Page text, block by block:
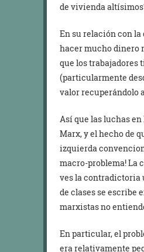
de vivienda
En su relación con
hacer mucho dinero
que los trabajadores
(particularmente
valor recuperándolo
Así que las luchas
Marx, y el hecho de
izquierda
macro-problema! La
ves la contradictoria
de clases se escribe
marxistas no
En particular, el
era relativamente